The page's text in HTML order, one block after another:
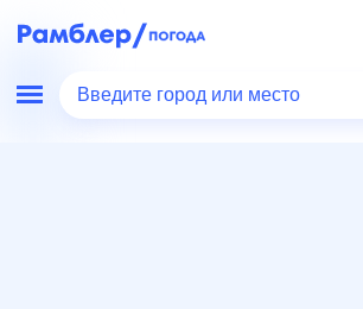
Введите город или место